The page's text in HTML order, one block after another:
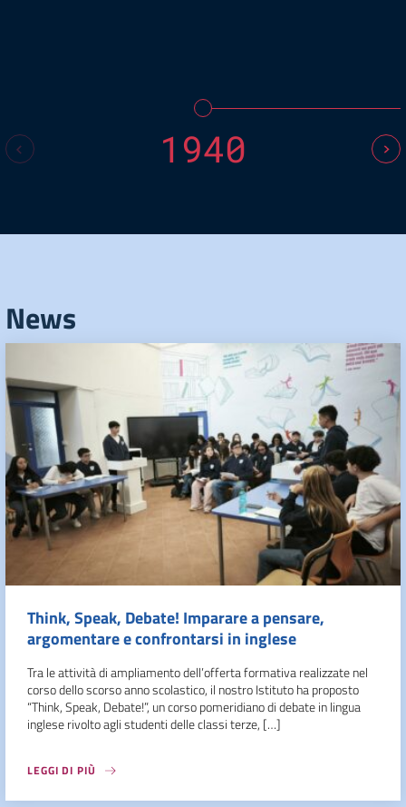
1940
News
Think, Speak, Debate! Imparare a pensare,
argomentare e confrontarsi in inglese
Tra le attività di ampliamento dell’offerta formativa realizzate nel
corso dello scorso anno scolastico, il nostro Istituto ha proposto
“Think, Speak, Debate!”, un corso pomeridiano di debate in lingua
inglese rivolto agli studenti delle classi terze, […]
LEGGI DI PIÙ